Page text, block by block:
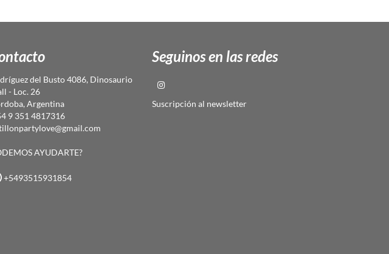
del Busto 4086, Dinosaurio
- Loc. 26
Argentina
9 351 4817316
AYUDARTE?
+5493515931854
Seguinos en las redes
Suscripción al newsletter